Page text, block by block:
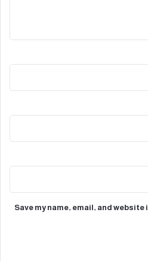
Save my name, email, and